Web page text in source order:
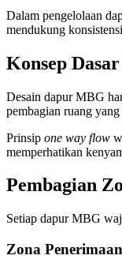
Dalam pengelolaan
mendukung
Konsep
Desain dapur MBG
pembagian ruang
Prinsip one way flow
memperhatikan
Pembagian
Setiap dapur MBG
Zona